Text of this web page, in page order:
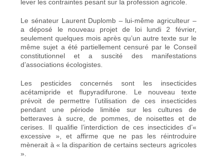
lever les contraintes pesant sur la profession agricole.
Le sénateur Laurent Duplomb – lui-même agriculteur –
a déposé le nouveau projet de loi lundi 2 février,
seulement quelques mois après qu’un autre texte sur le
même sujet a été partiellement censuré par le Conseil
constitutionnel et a suscité des manifestations
d’associations écologistes.
Les pesticides concernés sont les insecticides
acétamipride et flupyradifurone. Le nouveau texte
prévoit de permettre l’utilisation de ces insecticides
pendant une période limitée sur les cultures de
betteraves à sucre, de pommes, de noisettes et de
cerises. Il qualifie l’interdiction de ces insecticides d’«
excessive », et affirme que ne pas les réintroduire
mènerait à « la disparition de certains secteurs agricoles
».